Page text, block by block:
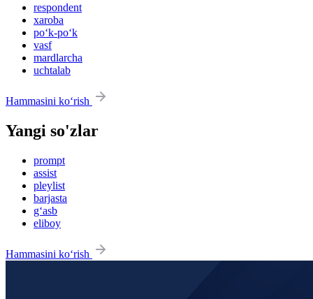
respondent
xaroba
po‘k-po‘k
vasf
mardlarcha
uchtalab
Hammasini ko‘rish
Yangi so'zlar
prompt
assist
pleylist
barjasta
g‘asb
eliboy
Hammasini ko‘rish